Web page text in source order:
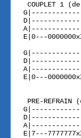
COUPLET 1
E|0---
E|0---
PRE-
E|7---